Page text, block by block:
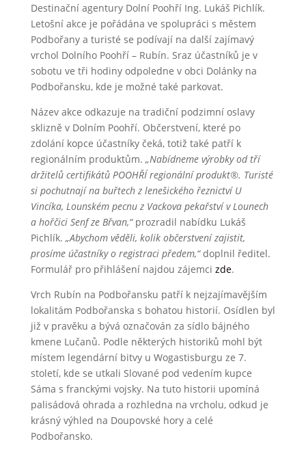
Destinační agentury Dolní Poohří Ing. Lukáš Pichlík.
Letošní akce je pořádána ve spolupráci s městem
Podbořany a turisté se podívají na další zajímavý
vrchol Dolního Poohří – Rubín. Sraz účastníků je v
sobotu ve tři hodiny odpoledne v obci Dolánky na
Podbořansku, kde je možné také parkovat.
Název akce odkazuje na tradiční podzimní oslavy
sklizně v Dolním Poohří. Občerstvení, které po
zdolání kopce účastníky čeká, totiž také patří k
regionálním produktům. „Nabídneme výrobky od tří
držitelů certifikátů POOHŘÍ regionální produkt®. Turisté
si pochutnají na buřtech z lenešického řeznictví U
Vincíka, Lounském pecnu z Vackova pekařství v Lounech
a hořčici Senf ze Břvan,“prozradil nabídku Lukáš
Pichlík. „Abychom věděli, kolik občerstvení zajistit,
prosíme účastníky o registraci předem,“doplnil ředitel.
Formulář pro přihlášení najdou zájemci zde.
Vrch Rubín na Podbořansku patří k nejzajímavějším
lokalitám Podbořanska s bohatou historií. Osídlen byl
již v pravěku a bývá označován za sídlo bájného
kmene Lučanů. Podle některých historiků mohl být
místem legendární bitvy u Wogastisburgu ze 7.
století, kde se utkali Slované pod vedením kupce
Sáma s franckými vojsky. Na tuto historii upomíná
palisádová ohrada a rozhledna na vrcholu, odkud je
krásný výhled na Doupovské hory a celé
Podbořansko.